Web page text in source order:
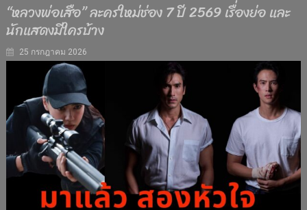
“หลวงพ่อเสือ” ละครใหม่ช่อง 7 ปี 2569 เรื่องย่อ และ
นักแสดงมีใครบ้าง
25 กรกฎาคม 2026